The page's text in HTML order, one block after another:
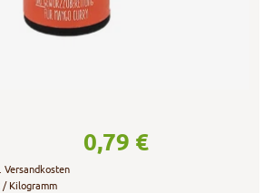
0,79 €
Versandkosten
/ Kilogramm